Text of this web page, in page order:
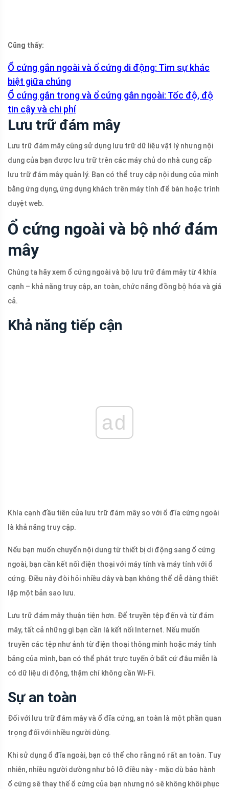
Cũng thấy:
Ổ cứng gắn ngoài và ổ cứng di động: Tìm sự khác
biệt giữa chúng
Ổ cứng gắn trong và ổ cứng gắn ngoài: Tốc độ, độ
tin cậy và chi phí
Lưu trữ đám mây
Lưu trữ đám mây cũng sử dụng lưu trữ dữ liệu vật lý nhưng nội
dung của bạn được lưu trữ trên các máy chủ do nhà cung cấp
lưu trữ đám mây quản lý. Bạn có thể truy cập nội dung của mình
bằng ứng dụng, ứng dụng khách trên máy tính để bàn hoặc trình
duyệt web.
Ổ cứng ngoài và bộ nhớ đám
mây
Chúng ta hãy xem ổ cứng ngoài và bộ lưu trữ đám mây từ 4 khía
cạnh – khả năng truy cập, an toàn, chức năng đồng bộ hóa và giá
cả.
Khả năng tiếp cận
ad
Khía cạnh đầu tiên của lưu trữ đám mây so với ổ đĩa cứng ngoài
là khả năng truy cập.
Nếu bạn muốn chuyển nội dung từ thiết bị di động sang ổ cứng
ngoài, bạn cần kết nối điện thoại với máy tính và máy tính với ổ
cứng. Điều này đòi hỏi nhiều dây và bạn không thể dễ dàng thiết
lập một bản sao lưu.
Lưu trữ đám mây thuận tiện hơn. Để truyền tệp đến và từ đám
mây, tất cả những gì bạn cần là kết nối Internet. Nếu muốn
truyền các tệp như ảnh từ điện thoại thông minh hoặc máy tính
bảng của mình, bạn có thể phát trực tuyến ở bất cứ đâu miễn là
có dữ liệu di động, thậm chí không cần Wi-Fi.
Sự an toàn
Đối với lưu trữ đám mây và ổ đĩa cứng, an toàn là một phần quan
trọng đối với nhiều người dùng.
Khi sử dụng ổ đĩa ngoài, bạn có thể cho rằng nó rất an toàn. Tuy
nhiên, nhiều người dường như bỏ lỡ điều này - mặc dù bảo hành
ổ cứng sẽ thay thế ổ cứng của bạn nhưng nó sẽ không khôi phục